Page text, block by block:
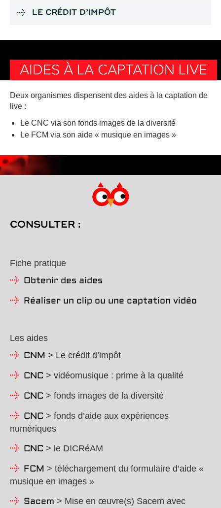
LE CRÉDIT D’IMPÔT
AIDES À LA CAPTATION LIVE
Deux organismes dispensent des aides à la captation de
live :
Le CNC via son fonds images de la diversité
Le FCM via son aide « musique en images »
CONSULTER :
Fiche pratique
Obtenir des aides
Réaliser un clip ou une captation vidéo
Les aides
CNM > Le crédit d’impôt
CNC > vidéomusique : prime à la qualité
CNC > fonds images de la diversité
CNC > fonds d’aide aux expériences
numériques
CNC > le DICRéAM
FCM > téléchargement du formulaire d’aide «
musique en images »
Sacem > Mise en œuvre(s) Sacem avec